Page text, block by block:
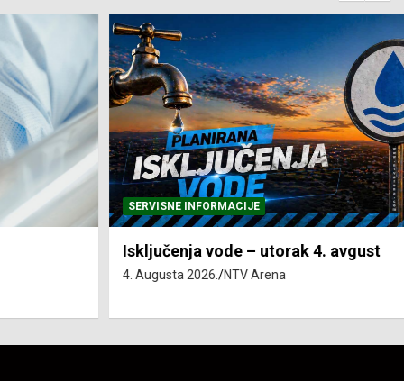
SERVISNE INFORMACIJE
Isključenja vode – utorak 4. avgust
4. Augusta 2026. NTV Arena